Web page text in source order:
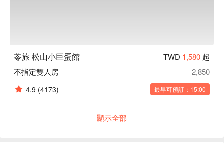
苓旅 松山小巨蛋館 TWD 1,580 起
不指定雙人房
2,850
4.9 (4173) 最早可預訂：15:00
顯示全部